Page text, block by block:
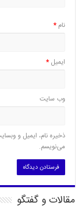
نام*
ایمیل*
وب‌ سایت
ذخیره نام، ایمیل و
می‌نویسم.
مقالات و گفتگو